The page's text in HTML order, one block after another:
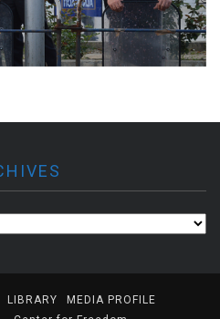
LIBRARY
MEDIA PROFILE